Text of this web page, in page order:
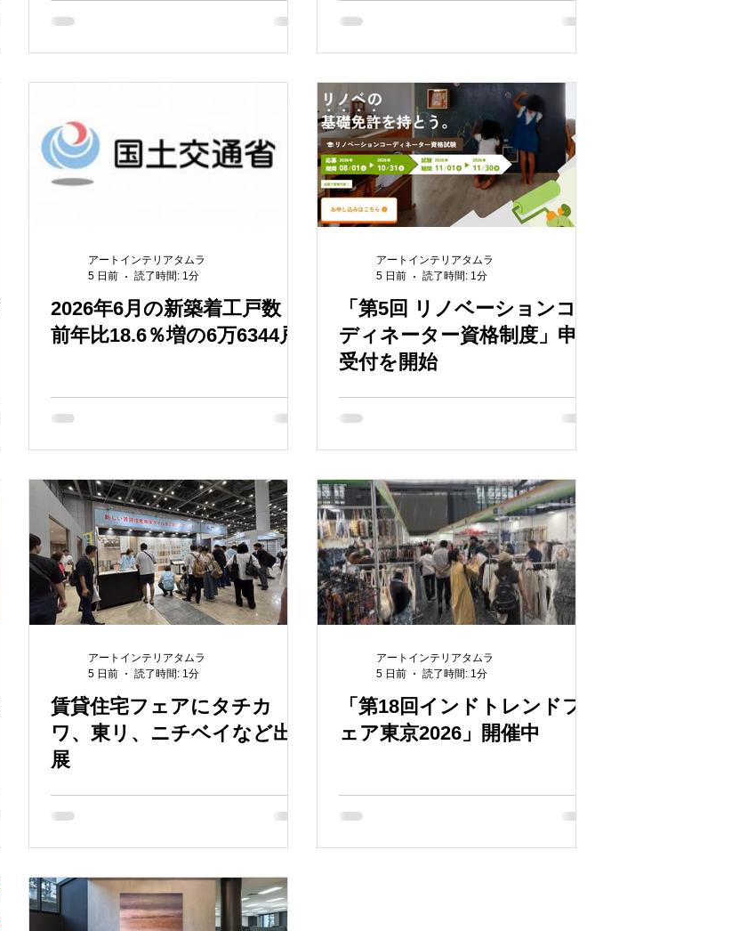
2026年6月の新築着工戸数
前年比18.6％増の6万6344戸
アートインテリアタムラ
5 日前
読了時間: 1分
「第5回 リノベーションコー
ディネーター資格制度」申込
受付を開始
アートインテリアタムラ
5 日前
読了時間: 1分
賃貸住宅フェアにタチカ
ワ、東リ、ニチベイなど出
展
アートインテリアタムラ
5 日前
読了時間: 1分
「第18回インドトレンドフ
ェア東京2026」開催中
アートインテリアタムラ
5 日前
読了時間: 1分